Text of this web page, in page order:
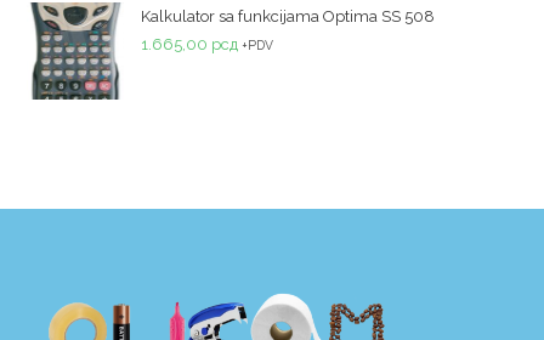
Kalkulator sa funkcijama Optima SS 508
1.665,00 рсд +PDV